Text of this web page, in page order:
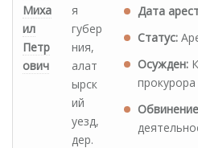
Миха
ил
Петр
ович
я
губер
ния,
алат
ырск
ий
уезд,
дер.
Дата
Статус:
Осужден:
прокурора